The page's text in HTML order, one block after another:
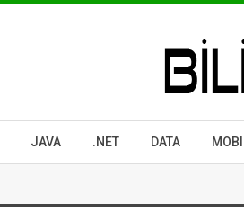
JAVA .NET DATA